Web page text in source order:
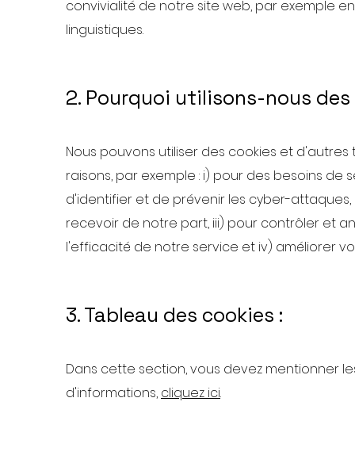
convivialité de notre site web, par exemple
linguistiques.
2. Pourquoi utilisons-nous des
Nous pouvons utiliser des cookies et
raisons, par exemple : i) pour des besoins
d'identifier et de prévenir les cyber-
recevoir de notre part, iii) pour contrôler et
l'efficacité de notre service et iv) améliorer
3. Tableau des cookies :
Dans cette section, vous devez mentionner
d'informations, cliquez ici.